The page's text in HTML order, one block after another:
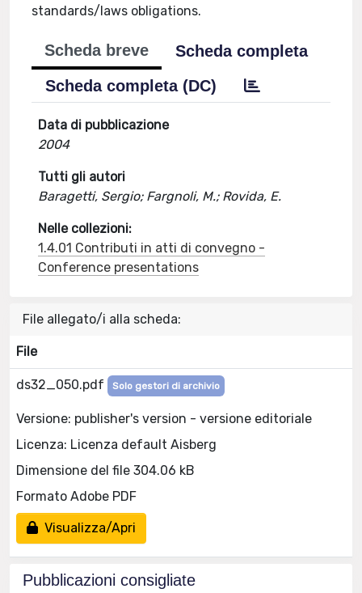
standards/laws obligations.
Scheda breve
Scheda completa
Scheda completa (DC)
Data di pubblicazione
2004
Tutti gli autori
Baragetti, Sergio; Fargnoli, M.; Rovida, E.
Nelle collezioni:
1.4.01 Contributi in atti di convegno -
Conference presentations
File allegato/i alla scheda:
File
ds32_050.pdf Solo gestori di archivio
Versione: publisher's version - versione editoriale
Licenza: Licenza default Aisberg
Dimensione del file 304.06 kB
Formato Adobe PDF
Visualizza/Apri
Pubblicazioni consigliate